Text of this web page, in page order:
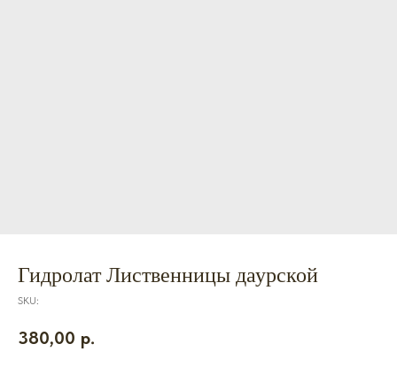
Гидролат Лиственницы даурской
SKU:
380,00 р.